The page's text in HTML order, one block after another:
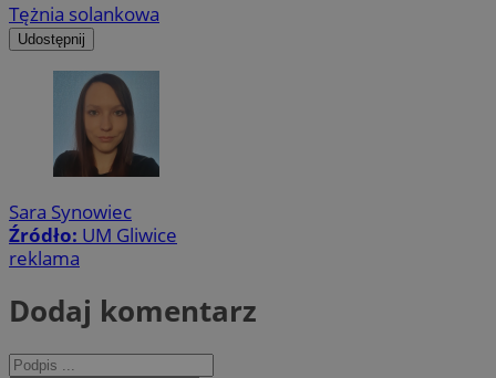
Tężnia solankowa
Udostępnij
Sara Synowiec
Źródło: UM Gliwice
reklama
Dodaj komentarz